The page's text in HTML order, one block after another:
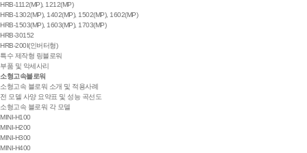
HRB-1112(MP), 1212(MP)
HRB-1302(MP), 1402(MP), 1502(MP), 1602(MP)
HRB-1503(MP), 1603(MP), 1703(MP)
HRB-30152
HRB-200I(인버터형)
특수 제작형 링블로워
부품 및 악세사리
소형고속블로워
소형고속 블로워 소개 및 적용사례
전 모델 사양 요약표 및 성능 곡선도
소형고속 블로워 각 모델
MINI-H100
MINI-H200
MINI-H300
MINI-H400